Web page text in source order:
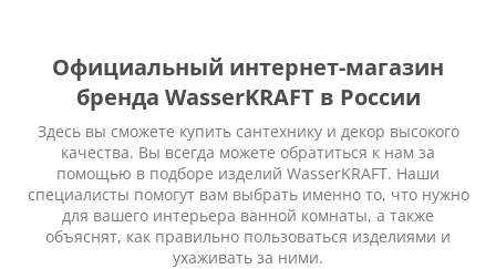
Официальный интернет-магазин
бренда WasserKRAFT в России
Здесь вы сможете купить сантехнику и декор высокого
качества. Вы всегда можете обратиться к нам за
помощью в подборе изделий WasserKRAFT. Наши
специалисты помогут вам выбрать именно то, что нужно
для вашего интерьера ванной комнаты, а также
объяснят, как правильно пользоваться изделиями и
ухаживать за ними.